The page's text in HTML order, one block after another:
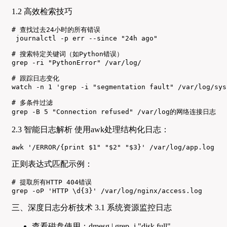
1.2 高效检索技巧
# 查找过去24小时的所有错误
journalctl -p err --since "24h ago"
# 搜索特定关键词（如Python错误）
grep -ri "PythonError" /var/log/
# 跟踪日志变化
watch -n 1 'grep -i "segmentation fault" /var/log/
# 多条件过滤
grep -B 5 "Connection refused" /var/log的网络连接日志
2.3 智能日志解析 使用awk处理结构化日志：
awk '/ERROR/{print $1" "$2" "$3}' /var/log/app.log
正则表达式匹配示例：
# 提取所有HTTP 404错误
grep -oP 'HTTP \d{3}' /var/log/nginx/access.log
三、深度日志分析技术 3.1 系统资源监控日志